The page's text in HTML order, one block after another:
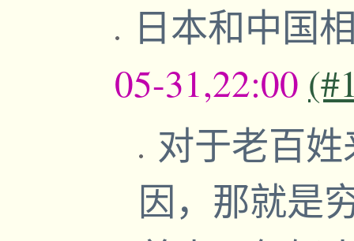
日本和中国
05-31,22:00
对于老百
因，那就是